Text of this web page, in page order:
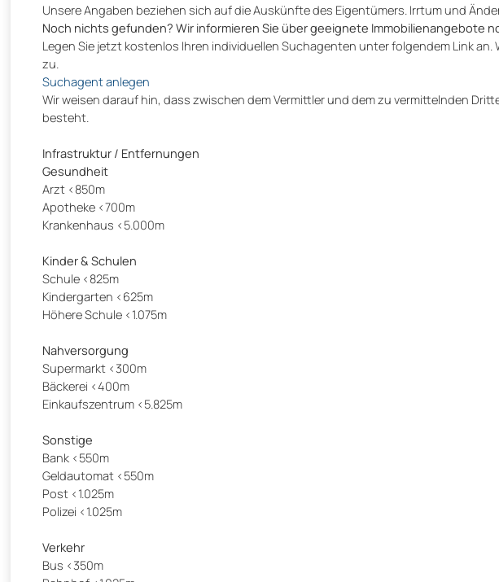
Unsere Angaben beziehen sich auf die Auskünfte des Eigentümers. Irrtum und
Noch nichts gefunden? Wir informieren Sie über geeignete Immobilienangebote
Legen Sie jetzt kostenlos Ihren individuellen Suchagenten unter folgendem Link
zu.
Suchagent anlegen
Wir weisen darauf hin, dass zwischen dem Vermittler und dem zu vermittelnden
besteht.
Infrastruktur / Entfernungen
Gesundheit
Arzt <850m
Apotheke <700m
Krankenhaus <5.000m
Kinder & Schulen
Schule <825m
Kindergarten <625m
Höhere Schule <1.075m
Nahversorgung
Supermarkt <300m
Bäckerei <400m
Einkaufszentrum <5.825m
Sonstige
Bank <550m
Geldautomat <550m
Post <1.025m
Polizei <1.025m
Verkehr
Bus <350m